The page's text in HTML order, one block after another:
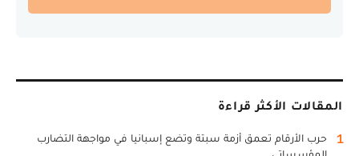
المقالات الأكثر قراءة
1
حرب الأرقام تعمق أزمة سبتة وتضع إسبانيا في مواجهة التضارب